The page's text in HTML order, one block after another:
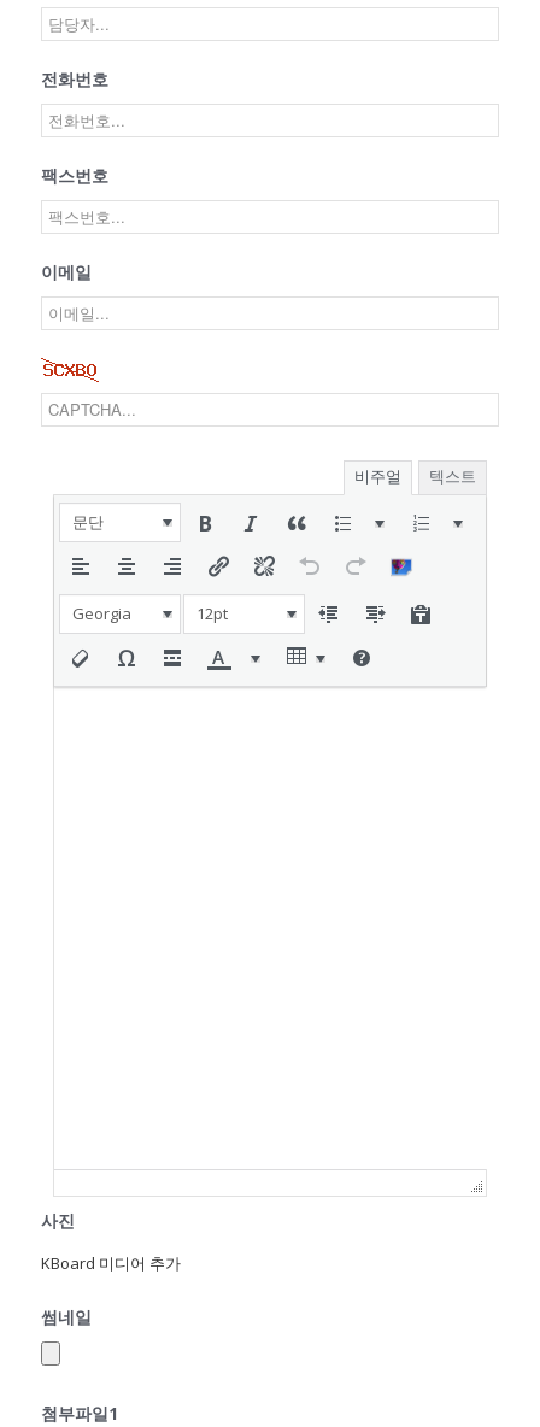
전화번호
팩스번호
이메일
비주얼 텍스트
문단
Georgia 12pt
사진
KBoard 미디어 추가
썸네일
첨부파일1